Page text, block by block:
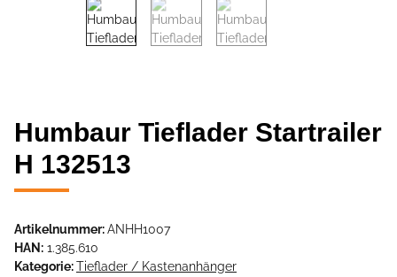
Humbaur Tieflader Startrailer
H 132513
Artikelnummer:ANHH1007
HAN: 1.385.610
Kategorie:Tieflader / Kastenanhänger